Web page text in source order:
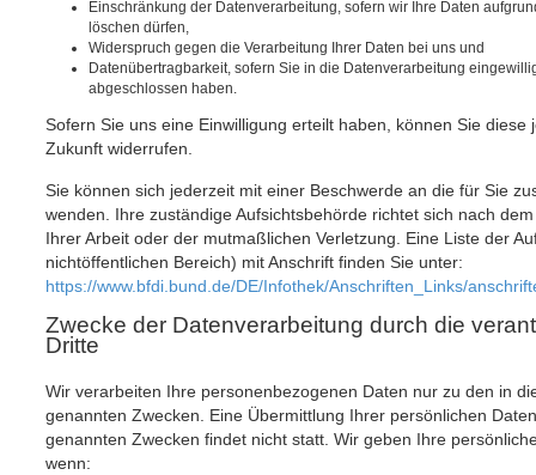
Einschränkung der Datenverarbeitung, sofern wir Ihre Daten
löschen dürfen,
Widerspruch gegen die Verarbeitung Ihrer Daten bei uns und
Datenübertragbarkeit, sofern Sie in die Datenverarbeitung
abgeschlossen haben.
Sofern Sie uns eine Einwilligung erteilt haben, können Sie diese
Zukunft widerrufen.
Sie können sich jederzeit mit einer Beschwerde an die für Sie
wenden. Ihre zuständige Aufsichtsbehörde richtet sich nach
Ihrer Arbeit oder der mutmaßlichen Verletzung. Eine Liste der
nichtöffentlichen Bereich) mit Anschrift finden Sie unter:
https://www.bfdi.bund.de/DE/Infothek/Anschriften_Links/
Zwecke der Datenverarbeitung durch die
Dritte
Wir verarbeiten Ihre personenbezogenen Daten nur zu den in
genannten Zwecken. Eine Übermittlung Ihrer persönlichen
genannten Zwecken findet nicht statt. Wir geben Ihre
wenn: